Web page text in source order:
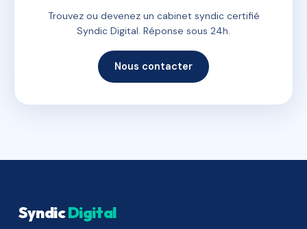
Trouvez ou devenez un cabinet syndic certifié
Syndic Digital. Réponse sous 24h.
Nous contacter
SyndicDigital